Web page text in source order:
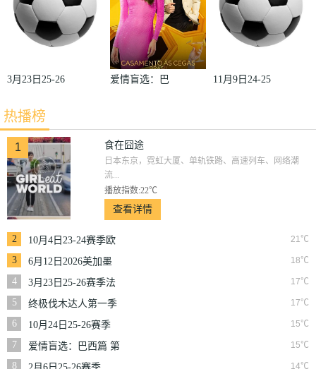
马德里
3月23日25-26
轮雷恩VS梅
斯
爱情盲选：巴
11月9日24-25
利
热播榜
1 食在囧途
日本东京，霓虹大厦、单轨铁路、高速列车、网络潮
流...
播放指数:22℃
查看详情
2 21℃
10月4日23-24赛季欧
冠小组赛第2轮那不
勒斯VS皇家马德里
3 18℃
6月12日2026美加墨
世界杯小组赛韩国VS
捷克
4 17℃
3月23日25-26赛季法
甲第27轮雷恩VS梅斯
5 17℃
终极伐木达人第一季
6
15℃
10月24日25-26赛季
NBA常规赛掘金VS
勇士
7 15℃
爱情盲选：巴西篇 第
二季
8 14℃